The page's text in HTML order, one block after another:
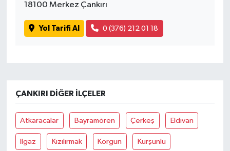
18100 Merkez Çankırı
Yol Tarifi Al 0 (376) 212 01 18
ÇANKIRI DIĞER İLÇELER
Atkaracalar Bayramören Çerkeş Eldivan
Ilgaz Kızılırmak Korgun Kurşunlu